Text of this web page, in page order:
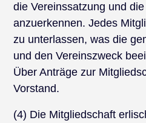
die Vereinssatzung und
anzuerkennen. Jedes
zu unterlassen, was die
und den Vereinszweck
Über Anträge zur
Vorstand.
(4) Die Mitgliedschaft